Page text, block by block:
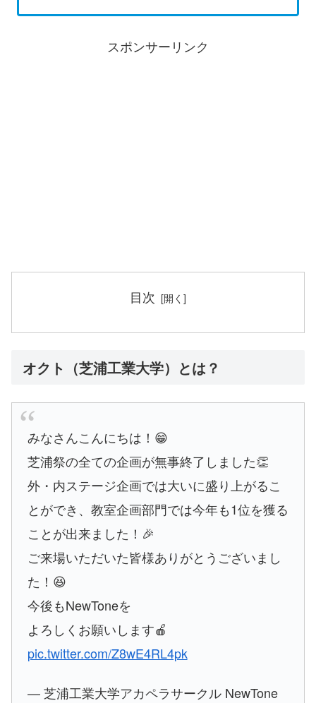
スポンサーリンク
目次
オクト（芝浦工業大学）とは？
みなさんこんにちは！😁
芝浦祭の全ての企画が無事終了しました👏
外・内ステージ企画では大いに盛り上がるこ
とができ、教室企画部門では今年も1位を獲る
ことが出来ました！🎉
ご来場いただいた皆様ありがとうございまし
た！😆
今後もNewToneを
よろしくお願いします🍎
pic.twitter.com/Z8wE4RL4pk
— 芝浦工業大学アカペラサークル NewTone